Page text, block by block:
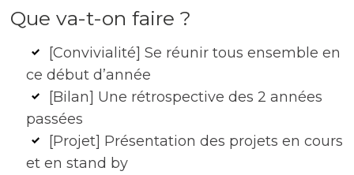
Que va-t-on faire ?
[Convivialité] Se réunir tous ensemble en
ce début d’année
[Bilan] Une rétrospective des 2 années
passées
[Projet] Présentation des projets en cours
et en stand by